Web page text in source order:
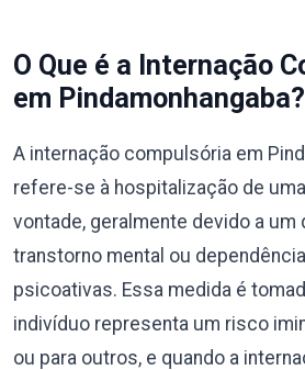
O Que é a Internação
em Pindamonhangaba?
A internação compulsória em
refere-se à hospitalização de
vontade, geralmente devido a um
transtorno mental ou
psicoativas. Essa medida é
indivíduo representa um risco
ou para outros, e quando a